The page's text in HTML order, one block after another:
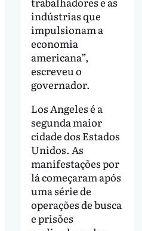
indústrias que
impulsionam a
economia
americana”,
escreveu o
governador.
Los Angeles é a
segunda maior
cidade dos Estados
Unidos. As
manifestações por
lá começaram após
uma série de
operações de busca
e prisões